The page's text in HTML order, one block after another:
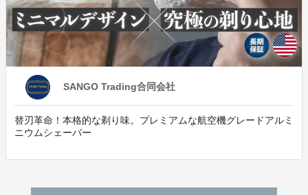
SANGO Trading合同会社
替刃革命！本格的な剃り味。プレミアムな航空機グレードアルミ
ニウムシェーバー